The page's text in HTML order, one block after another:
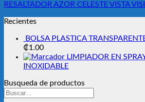
RESALTADOR AZOR CELESTE VISTA
Recientes
BOLSA PLASTICA
₡1.00
LIMPIADOR EN
INOXIDABLE
Busqueda de productos
Buscar